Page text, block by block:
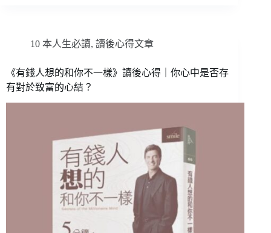
10 本人生必讀, 讀後心得文章
《有錢人想的和你不一樣》讀後心得｜你心中是否存
有對於致富的心結？